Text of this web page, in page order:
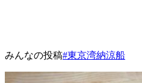
みんなの投稿#東京湾納涼船